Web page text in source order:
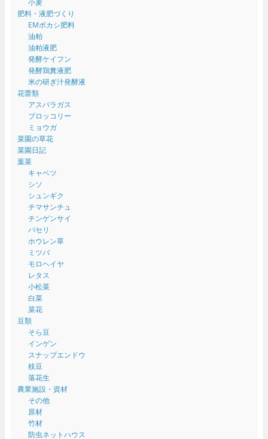
肥料・液肥づくり
EMボカシ肥料
油粕
油粕液肥
発酵ケイフン
発酵鶏糞液肥
米の研ぎ汁発酵液
花蕾類
アスパラガス
ブロッコリー
ミョウガ
菜園の草花
菜園日記
葉菜
キャベツ
シソ
シュンギク
チマサンチュ
チンゲンサイ
パセリ
ホウレン草
ミツバ
モロヘイヤ
レタス
小松菜
白菜
菜花
豆類
そら豆
インゲン
スナップエンドウ
枝豆
落花生
農業施設・資材
その他
原材
竹材
防虫ネットハウス